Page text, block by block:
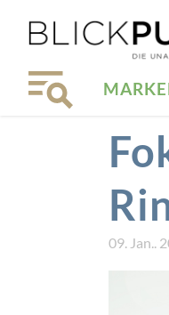
09. Jan..